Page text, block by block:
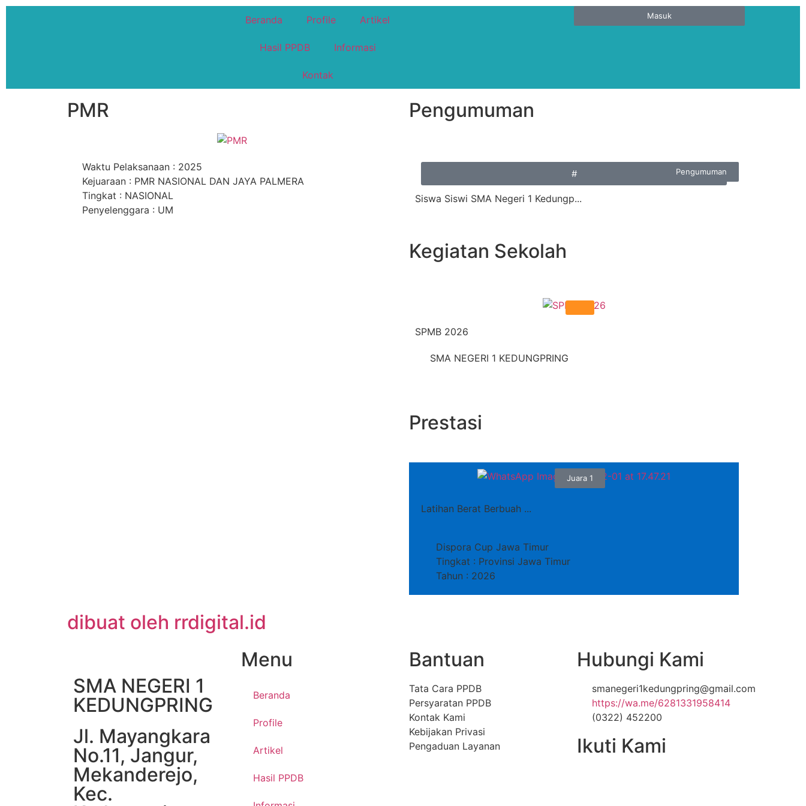
Beranda Profile Artikel
Hasil PPDB Informasi
Kontak
Masuk
PMR
Waktu Pelaksanaan : 2025
Kejuaraan : PMR NASIONAL DAN JAYA PALMERA
Tingkat : NASIONAL
Penyelenggara : UM
Pengumuman
Pengumuman
#
Siswa Siswi SMA Negeri 1 Kedungp...
Kegiatan Sekolah
SPMB 2026
SMA NEGERI 1 KEDUNGPRING
Prestasi
Juara 1
Latihan Berat Berbuah ...
Dispora Cup Jawa Timur
Tingkat : Provinsi Jawa Timur
Tahun : 2026
dibuat oleh rrdigital.id
SMA NEGERI 1
KEDUNGPRING
Jl. Mayangkara
No.11, Jangur,
Mekanderejo,
Kec.
Menu
Beranda
Profile
Artikel
Hasil PPDB
Bantuan
Tata Cara PPDB
Persyaratan PPDB
Kontak Kami
Kebijakan Privasi
Pengaduan Layanan
Hubungi Kami
smanegeri1kedungpring@gmail.com
https://wa.me/6281331958414
(0322) 452200
Ikuti Kami